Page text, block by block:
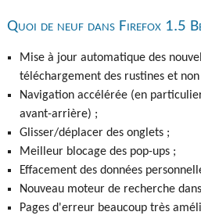
Quoi de neuf dans Firefox 1.5
Mise à jour automatique des
téléchargement des rustines et
Navigation accélérée (en
avant-arrière) ;
Glisser/déplacer des onglets ;
Meilleur blocage des pop-ups ;
Effacement des données
Nouveau moteur de recherche
Pages d'erreur beaucoup très